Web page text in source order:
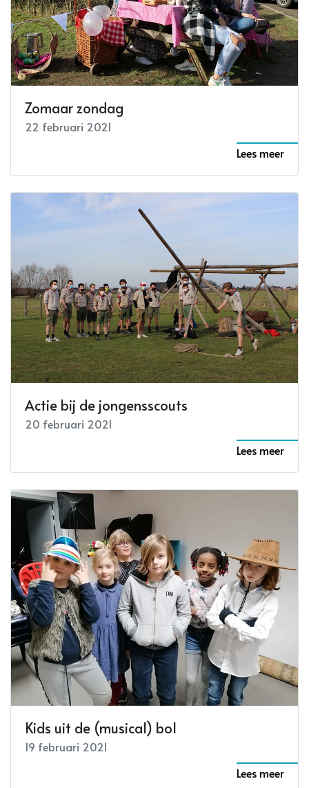
Zomaar zondag
22 februari 2021
Lees meer
Actie bij de jongensscouts
20 februari 2021
Lees meer
Kids uit de (musical) bol
19 februari 2021
Lees meer